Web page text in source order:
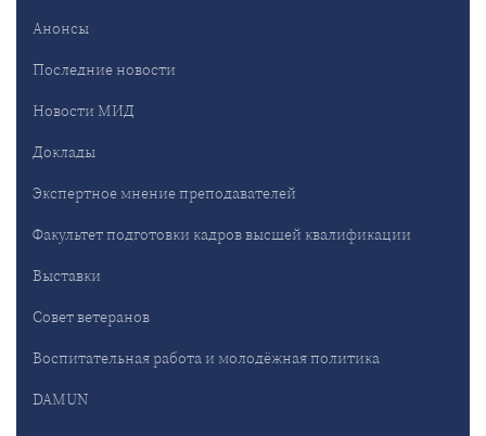
Анонсы
Последние новости
Новости МИД
Доклады
Экспертное мнение преподавателей
Факультет подготовки кадров высшей квалификации
Выставки
Совет ветеранов
Воспитательная работа и молодёжная политика
DAMUN